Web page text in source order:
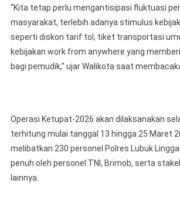
“Kita tetap perlu mengantisipasi fluktuasi
masyarakat, terlebih adanya stimulus
seperti diskon tarif tol, tiket transportasi
kebijakan work from anywhere yang
bagi pemudik,” ujar Walikota saat
Operasi Ketupat-2026 akan dilaksanakan
terhitung mulai tanggal 13 hingga 25 Maret
melibatkan 230 personel Polres Lubuk
penuh oleh personel TNI, Brimob, serta
lainnya.